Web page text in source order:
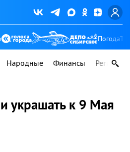
Погода
Народные Финансы Регионы
украшать к 9 Мая